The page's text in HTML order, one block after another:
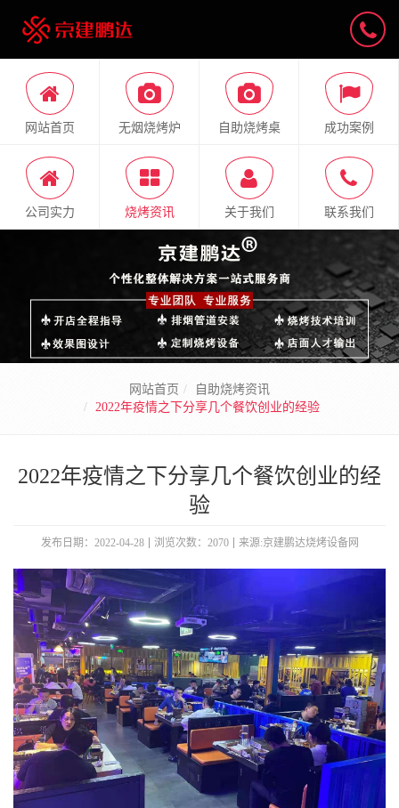
网站首页 无烟烧烤炉 自助烧烤桌 成功案例
公司实力 烧烤资讯 关于我们 联系我们
网站首页
自助烧烤资讯
2022年疫情之下分享几个餐饮创业的经验
2022年疫情之下分享几个餐饮创业的经
验
发布日期：2022-04-28 浏览次数：2070 来源:京建鹏达烧烤设备网